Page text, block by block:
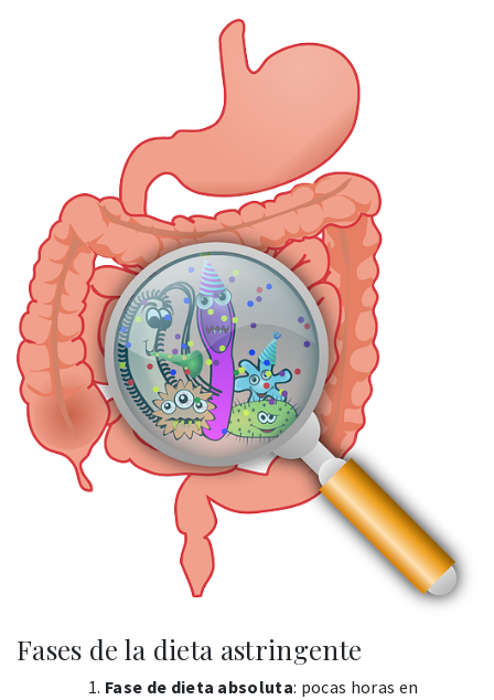
Fases de la dieta astringente
Fase de dieta absoluta: pocas horas en